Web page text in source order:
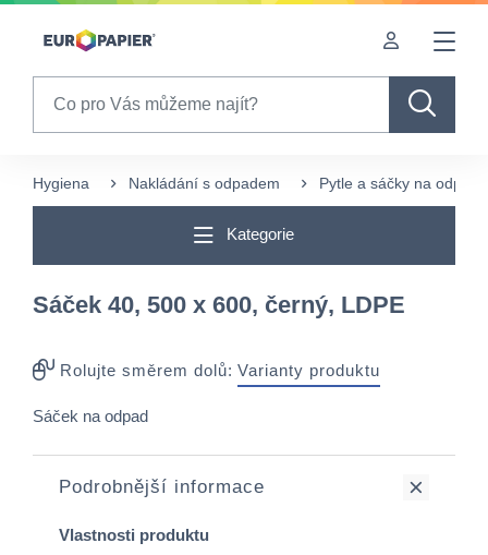
Table Of Content
Pro Vás zajímavé produkty
Hygiena Nakládání s odpadem Pytle a sáčky na odpad
Kategorie
Sáček 40, 500 x 600, černý, LDPE
Rolujte směrem dolů: Varianty produktu
Sáček na odpad
Podrobnější informace
Vlastnosti produktu